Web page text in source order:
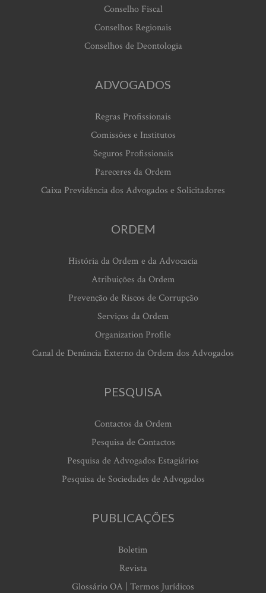
Conselho Fiscal
Conselhos Regionais
Conselhos de Deontologia
ADVOGADOS
Regras Profissionais
Comissões e Institutos
Seguros Profissionais
Pareceres da Ordem
Caixa Previdência dos Advogados e Solicitadores
ORDEM
História da Ordem e da Advocacia
Atribuições da Ordem
Prevenção de Riscos de Corrupção
Serviços da Ordem
Organization Profile
Canal de Denúncia Externo da Ordem dos Advogados
PESQUISA
Contactos da Ordem
Pesquisa de Contactos
Pesquisa de Advogados Estagiários
Pesquisa de Sociedades de Advogados
PUBLICAÇÕES
Boletim
Revista
Glossário OA | Termos Jurídicos